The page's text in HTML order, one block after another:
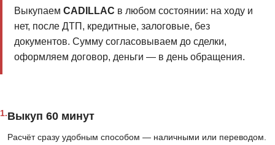
Выкупаем CADILLAC в любом состоянии: на ходу и
нет, после ДТП, кредитные, залоговые, без
документов. Сумму согласовываем до сделки,
оформляем договор, деньги — в день обращения.
1.Выкуп 60 минут
Расчёт сразу удобным способом — наличными или переводом.